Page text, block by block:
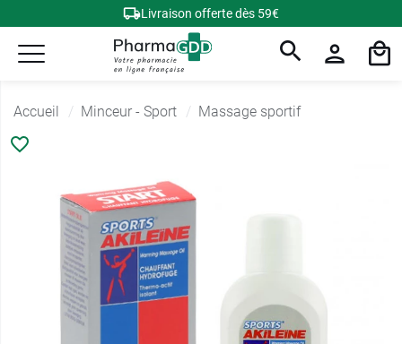
Livraison offerte dès 59€
Accueil Minceur - Sport Massage sportif